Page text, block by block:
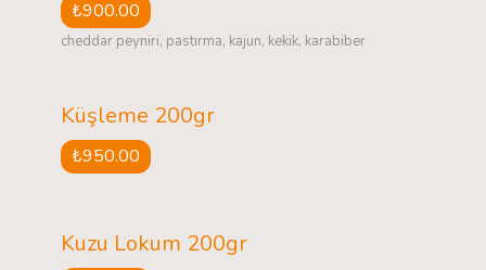
₺900.00
cheddar peyniri, pastırma, kajun, kekik, karabiber
Küşleme 200gr
₺950.00
Kuzu Lokum 200gr